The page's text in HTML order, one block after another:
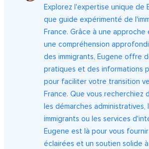
Explorez l'expertise unique de
que guide expérimenté de
France. Grâce à une
une compréhension
des immigrants, Eugene offre
pratiques et des informations
pour faciliter votre transition
France. Que vous recherchiez
les démarches administratives,
immigrants ou les services
Eugene est là pour vous
éclairées et un soutien solide